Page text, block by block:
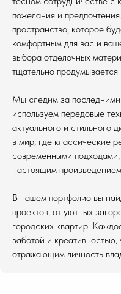
пожелания и
пространство, которое
комфортным для вас и
выбора отделочных
тщательно
Мы следим за
используем передовые
актуального и стильного
в мир, где классические
современными
настоящим
В нашем портфолио вы
проектов, от уютных
городских квартир.
заботой и
отражающим личность